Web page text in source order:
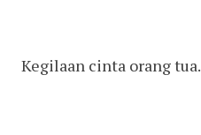
Kegilaan cinta orang tua.